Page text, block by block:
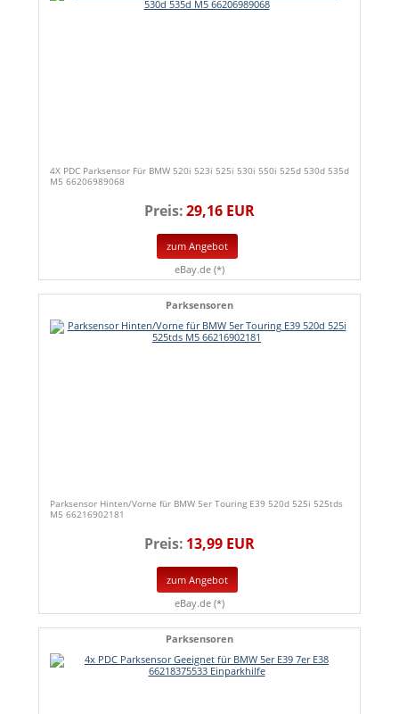
4X PDC Parksensor Für BMW 520i 523i 525i 530i 550i 525d 530d 535d
M5 66206989068
Preis:29,16 EUR
zum Angebot
eBay.de (*)
Parksensoren
Parksensor Hinten/Vorne für BMW 5er Touring E39 520d 525i 525tds
M5 66216902181
Preis: 13,99 EUR
zum Angebot
eBay.de (*)
Parksensoren